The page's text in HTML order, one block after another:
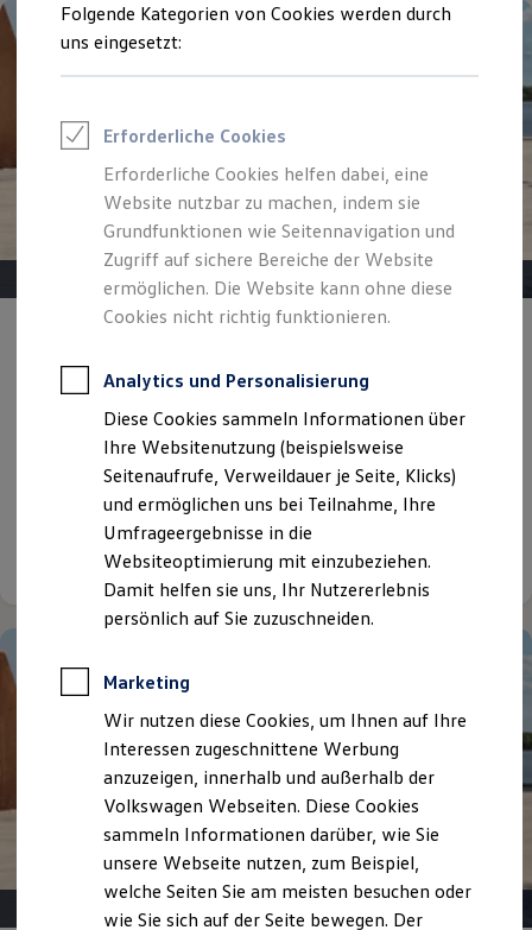
Saisonangebote
Reifenpakete
Leasing
Leasing-Angebote
Elektroauto Leasing
Kleinwagen-Leasing
Leasing ohne Anzahlung
Finanzierung
Autokredit mit Schlussrate
Versicherungen und Garantien
Kfz-Versicherung
Restschuldversicherungen
Garantien
Professional Class bei Volkswagen
Behörden
Direktkunden
Sonderfahrzeuge
Anpfiff zum Gewinn
Elektromobilität
Elektroautos
ID. Tutorials
Elektrofahrzeugkonzepte
ID. EVERY1
Reichweite
Rekuperation
Laden unterwegs
Laden Zuhause
Ladestationen finden
Ladezeitensimulator
Batterie
Sicherheit
Nachhaltigkeit
Technologie
Kosten und Kauf
Der neue ID. Cross
ID. Cross Life ab 215,00 €mtl. leasen für Privatkunden |
6.000,00 €Sonderzahlung | 36 Monate Laufzeit |
Jährliche Fahrleistung: 10.000 km
Details ansehen
Folgende Kategorien von Cookies werden durch
uns eingesetzt:
Erforderliche Cookies
Erforderliche Cookies helfen dabei, eine
Website nutzbar zu machen, indem sie
Grundfunktionen wie Seitennavigation und
Zugriff auf sichere Bereiche der Website
ermöglichen. Die Website kann ohne diese
Cookies nicht richtig funktionieren.
Analytics und Personalisierung
Diese Cookies sammeln Informationen über
Ihre Websitenutzung (beispielsweise
Seitenaufrufe, Verweildauer je Seite, Klicks)
und ermöglichen uns bei Teilnahme, Ihre
Umfrageergebnisse in die
Websiteoptimierung mit einzubeziehen.
Damit helfen sie uns, Ihr Nutzererlebnis
persönlich auf Sie zuzuschneiden.
Marketing
Wir nutzen diese Cookies, um Ihnen auf Ihre
Interessen zugeschnittene Werbung
anzuzeigen, innerhalb und außerhalb der
Volkswagen Webseiten. Diese Cookies
sammeln Informationen darüber, wie Sie
unsere Webseite nutzen, zum Beispiel,
welche Seiten Sie am meisten besuchen oder
wie Sie sich auf der Seite bewegen. Der